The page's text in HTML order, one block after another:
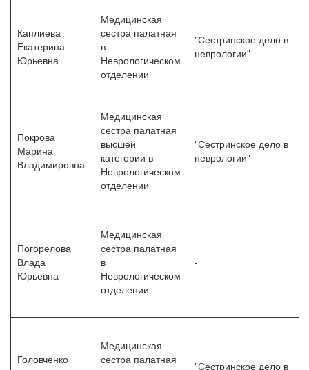
Каплиева
Екатерина
Юрьевна
Медицинская
сестра палатная
в
Неврологическом
отделении
"Сестринское дело в
неврологии"
Покрова
Марина
Владимировна
Медицинская
сестра палатная
высшей
категории в
Неврологическом
отделении
"Сестринское дело в
неврологии"
Погорелова
Влада
Юрьевна
Медицинская
сестра палатная
в
Неврологическом
отделении
-
Головченко
Медицинская
сестра палатная
"Сестринское дело в